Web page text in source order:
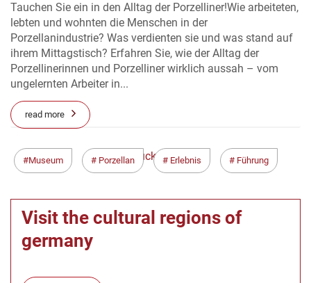
Tauchen Sie ein in den Alltag der Porzelliner!Wie arbeiteten,
lebten und wohnten die Menschen in der
Porzellanindustrie? Was verdienten sie und was stand auf
ihrem Mittagstisch? Erfahren Sie, wie der Alltag der
Porzellinerinnen und Porzelliner wirklich aussah – vom
ungelernten Arbeiter in...
read more
Museum Porzellan Erlebnis Führung
< ZurückWeiter >
Visit the cultural regions of
germany